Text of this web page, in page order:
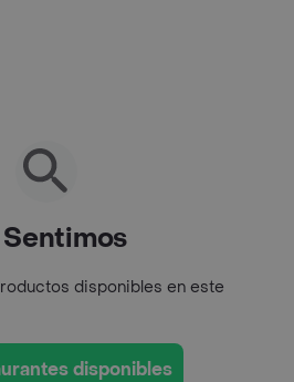
Sentimos
disponibles en este
disponibles